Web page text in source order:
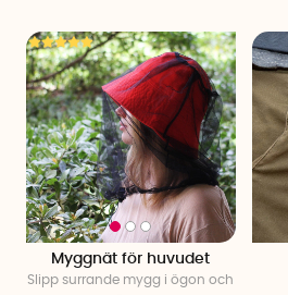
Myggnät för huvudet
Slipp surrande mygg i ögon och